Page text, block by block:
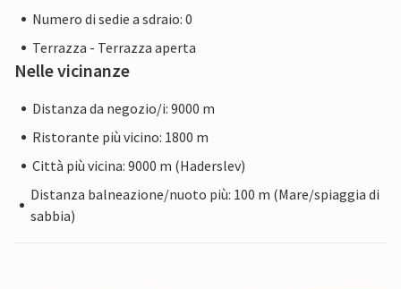
Numero di sedie a sdraio: 0
Terrazza - Terrazza aperta
Nelle vicinanze
Distanza da negozio/i: 9000 m
Ristorante più vicino: 1800 m
Città più vicina: 9000 m (Haderslev)
Distanza balneazione/nuoto più: 100 m (Mare/spiaggia di
sabbia)